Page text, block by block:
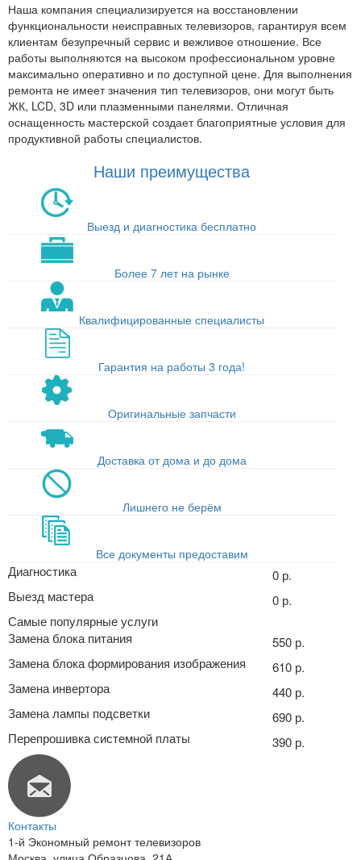
Наша компания специализируется на восстановлении
функциональности неисправных телевизоров, гарантируя всем
клиентам безупречный сервис и вежливое отношение. Все
работы выполняются на высоком профессиональном уровне
максимально оперативно и по доступной цене. Для выполнения
ремонта не имеет значения тип телевизоров, они могут быть
ЖК, LCD, 3D или плазменными панелями. Отличная
оснащенность мастерской создает благоприятные условия для
продуктивной работы специалистов.
Наши преимущества
Выезд и диагностика бесплатно
Более 7 лет на рынке
Квалифицированные специалисты
Гарантия на работы 3 года!
Оригинальные запчасти
Доставка от дома и до дома
Лишнего не берём
Все документы предоставим
Диагностика
0 р.
Выезд мастера
0 р.
Самые популярные услуги
Замена блока питания
550 р.
Замена блока формирования изображения
610 р.
Замена инвертора
440 р.
Замена лампы подсветки
690 р.
Перепрошивка системной платы
390 р.
Контакты
1-й Экономный ремонт телевизоров